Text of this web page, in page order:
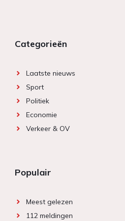
Categorieën
Laatste nieuws
Sport
Politiek
Economie
Verkeer & OV
Populair
Meest gelezen
112 meldingen